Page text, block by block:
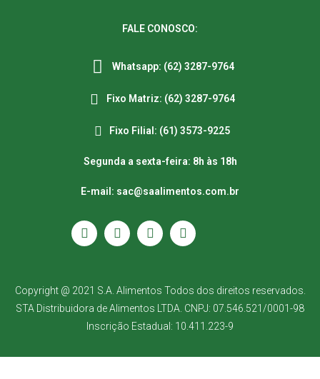
FALE CONOSCO:
Whatsapp: (62) 3287-9764
Fixo Matriz: (62) 3287-9764
Fixo Filial: (61) 3573-9225
Segunda a sexta-feira: 8h às 18h
E-mail: sac@saalimentos.com.br
Copyright @ 2021 S.A. Alimentos Todos dos direitos reservados.
STA Distribuidora de Alimentos LTDA. CNPJ: 07.546.521/0001-98
Inscrição Estadual: 10.411.223-9